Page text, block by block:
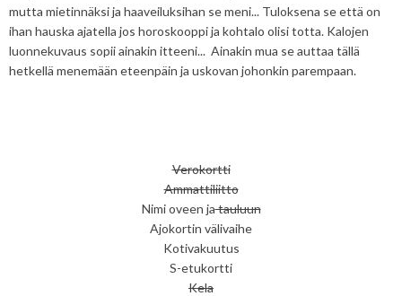
mutta mietinnäksi ja haaveiluksihan se meni... Tuloksena se että on
ihan hauska ajatella jos horoskooppi ja kohtalo olisi totta. Kalojen
luonnekuvaus sopii ainakin itteeni... Ainakin mua se auttaa tällä
hetkellä menemään eteenpäin ja uskovan johonkin parempaan.
Verokortti
Ammattiliitto
Nimi oveen jatauluun
Ajokortin välivaihe
Kotivakuutus
S-etukortti
Kela